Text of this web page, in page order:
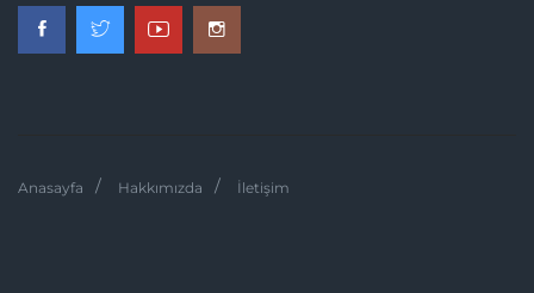
Anasayfa Hakkımızda İletişim